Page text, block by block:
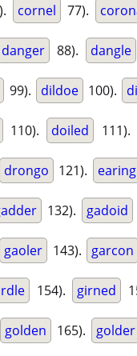
cornel 77).
danger 88). dangle
99). dildoe 100).
110). doiled 111).
drongo 121). earing
132). gadoid
gaoler 143). garcon
154). girned
golden 165). golder